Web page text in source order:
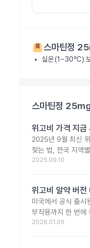
스마틴정
실온(1~30℃)
스마틴정
위고비 가격 지금
2025년 9월 최신
찾는 법, 전국 지역
2025.09.10
위고비 알약 버전
미국에서 공식 출
부작용까지 한 번에
2026.01.09